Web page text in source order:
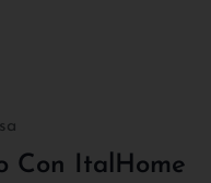
Con ItalHome